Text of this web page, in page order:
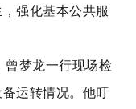
强化基本公共服
曾梦龙一行现场检
运转情况。他叮